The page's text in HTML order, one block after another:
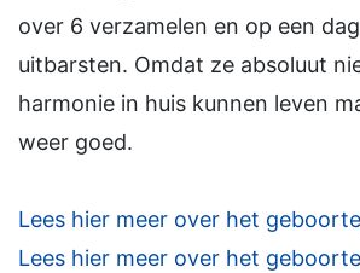
over 6 verzamelen en op een
uitbarsten. Omdat ze absoluut
harmonie in huis kunnen leven
weer goed.
Lees hier meer over het
Lees hier meer over het